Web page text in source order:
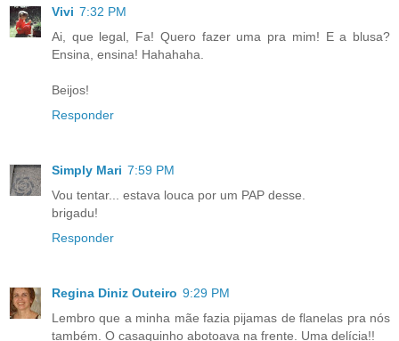
Vivi 7:32 PM
Ai, que legal, Fa! Quero fazer uma pra mim! E a blusa?
Ensina, ensina! Hahahaha.
Beijos!
Responder
Simply Mari 7:59 PM
Vou tentar... estava louca por um PAP desse.
brigadu!
Responder
Regina Diniz Outeiro 9:29 PM
Lembro que a minha mãe fazia pijamas de flanelas pra nós
também. O casaquinho abotoava na frente. Uma delícia!!